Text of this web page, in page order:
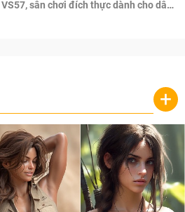
VS57, sân chơi đích thực dành cho dân
+